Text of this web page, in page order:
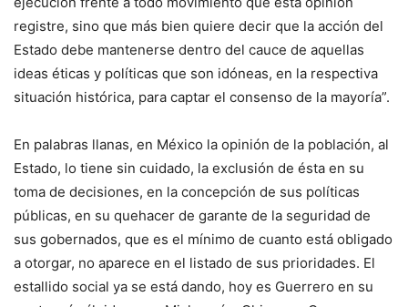
registre, sino que más bien quiere decir que la acción del
Estado debe mantenerse dentro del cauce de aquellas
ideas éticas y políticas que son idóneas, en la respectiva
situación histórica, para captar el consenso de la mayoría”.
En palabras llanas, en México la opinión de la población, al
Estado, lo tiene sin cuidado, la exclusión de ésta en su
toma de decisiones, en la concepción de sus políticas
públicas, en su quehacer de garante de la seguridad de
sus gobernados, que es el mínimo de cuanto está obligado
a otorgar, no aparece en el listado de sus prioridades. El
estallido social ya se está dando, hoy es Guerrero en su